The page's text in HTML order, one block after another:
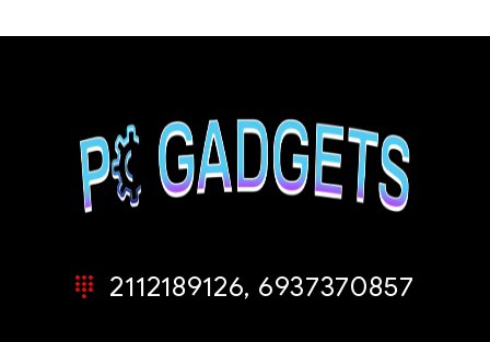
2112189126, 6937370857